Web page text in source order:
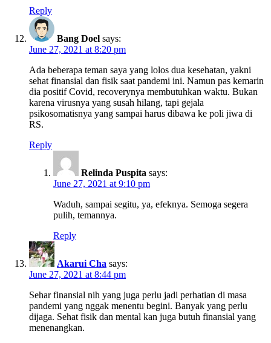
Reply
Bang Doel says:
June 27, 2021 at 8:20 pm
Ada beberapa teman saya yang lolos dua kesehatan, yakni
sehat finansial dan fisik saat pandemi ini. Namun pas kemarin
dia positif Covid, recoverynya membutuhkan waktu. Bukan
karena virusnya yang susah hilang, tapi gejala
psikosomatisnya yang sampai harus dibawa ke poli jiwa di
RS.
Reply
Relinda Puspita says:
June 27, 2021 at 9:10 pm
Waduh, sampai segitu, ya, efeknya. Semoga segera
pulih, temannya.
Reply
Akarui Cha says:
June 27, 2021 at 8:44 pm
Sehar finansial nih yang juga perlu jadi perhatian di masa
pandemi yang nggak menentu begini. Banyak yang perlu
dijaga. Sehat fisik dan mental kan juga butuh finansial yang
menenangkan.